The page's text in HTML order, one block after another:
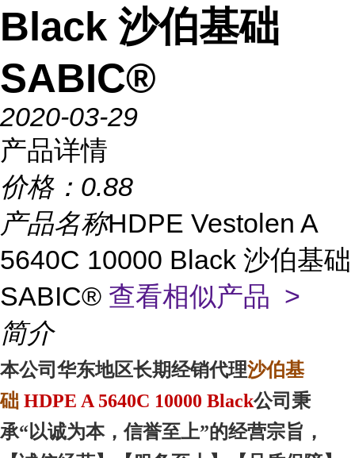
Black 沙伯基础
SABIC®
2020-03-29
产品详情
价格： 0.88
产品名称HDPE Vestolen A
5640C 10000 Black 沙伯基础
SABIC® 查看相似产品 >
简介
本公司华东地区长期经销代理沙伯基
础 HDPE A 5640C 10000 Black公司秉
承“以诚为本，信誉至上”的经营宗旨，